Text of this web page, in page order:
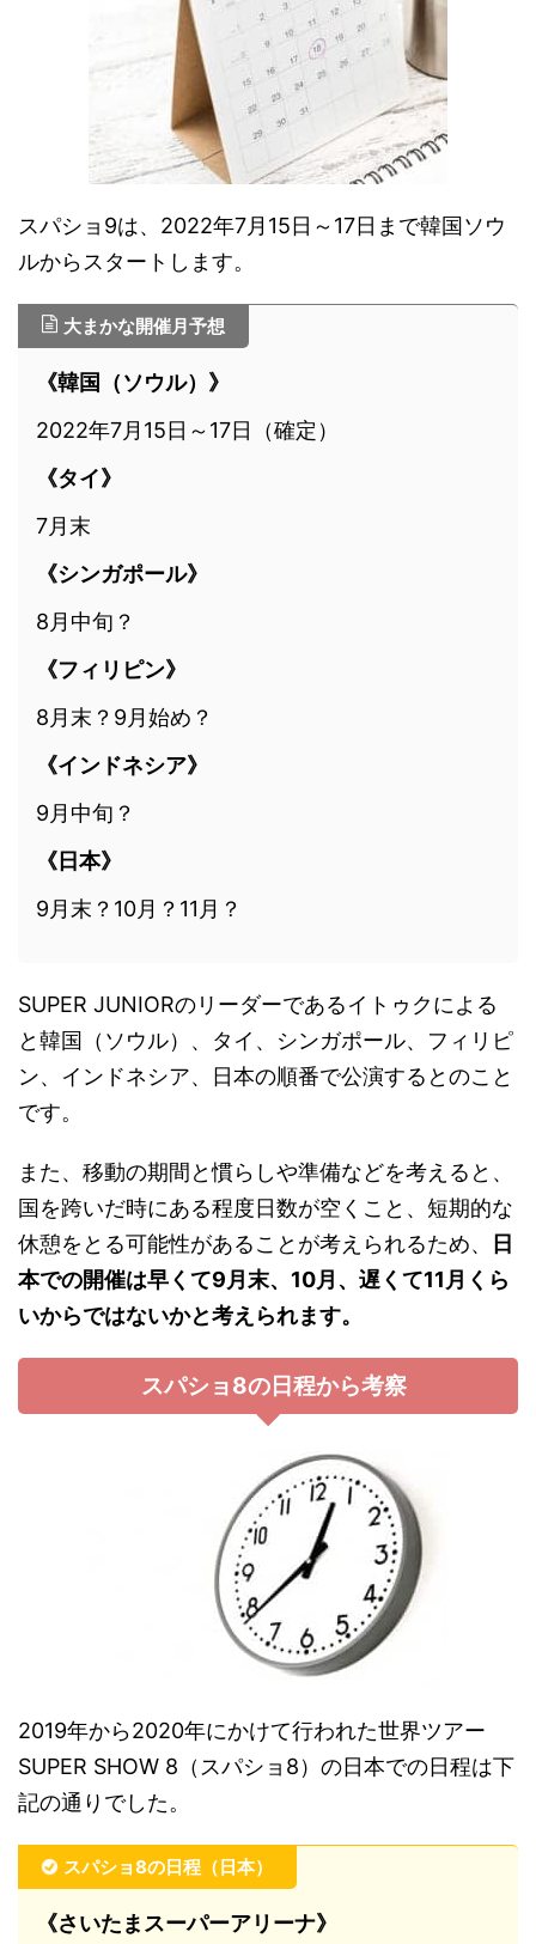
スパショ9は、2022年7月15日～17日まで韓国ソウ
ルからスタートします。
大まかな開催月予想
《韓国（ソウル）》
2022年7月15日～17日（確定）
《タイ》
7月末
《シンガポール》
8月中旬？
《フィリピン》
8月末？9月始め？
《インドネシア》
9月中旬？
《日本》
9月末？10月？11月？
SUPER JUNIORのリーダーであるイトゥクによる
と韓国（ソウル）、タイ、シンガポール、フィリピ
ン、インドネシア、日本の順番で公演するとのこと
です。
また、移動の期間と慣らしや準備などを考えると、
国を跨いだ時にある程度日数が空くこと、短期的な
休憩をとる可能性があることが考えられるため、
日
本での開催は早くて9月末、10月、遅くて11月くら
いからではないかと考えられます。
スパショ8の日程から考察
2019年から2020年にかけて行われた世界ツアー
SUPER SHOW 8（スパショ8）の日本での日程は下
記の通りでした。
スパショ8の日程（日本）
《さいたまスーパーアリーナ》